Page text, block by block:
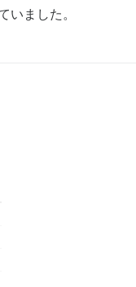
いました。